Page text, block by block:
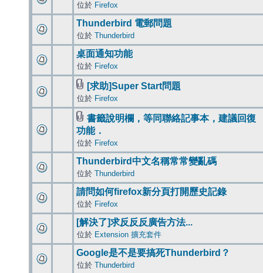
位於 Firefox
Thunderbird 電郵問題
位於 Thunderbird
桌面通知功能
位於 Firefox
[求助]Super Start問題
位於 Firefox
書籤說明欄，等同聯絡記事本，建議回復
功能．
位於 Firefox
Thunderbird中文名稱常常變亂碼
位於 Thunderbird
請問如何firefox新分頁打開歷史記錄
位於 Firefox
[解決了]求反反反廣告方法...
位於 Extension 擴充套件
Google是不是要搞死Thunderbird？
位於 Thunderbird